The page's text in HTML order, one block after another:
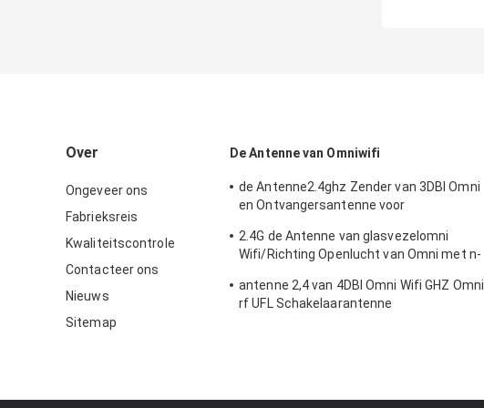
Over
Ongeveer ons
Fabrieksreis
Kwaliteitscontrole
Contacteer ons
Nieuws
Sitemap
De Antenne van Omniwifi
de Antenne2.4ghz Zender van 3DBI Omni
en Ontvangersantenne voor
2.4G de Antenne van glasvezelomni
Wifi/Richting Openlucht van Omni met n-
antenne 2,4 van 4DBI Omni Wifi GHZ Omni
rf UFL Schakelaarantenne